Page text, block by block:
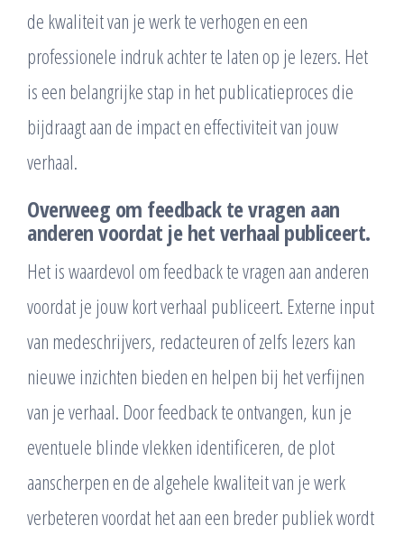
de kwaliteit van je werk te verhogen en een
professionele indruk achter te laten op je lezers. Het
is een belangrijke stap in het publicatieproces die
bijdraagt aan de impact en effectiviteit van jouw
verhaal.
Overweeg om feedback te vragen aan
anderen voordat je het verhaal publiceert.
Het is waardevol om feedback te vragen aan anderen
voordat je jouw kort verhaal publiceert. Externe input
van medeschrijvers, redacteuren of zelfs lezers kan
nieuwe inzichten bieden en helpen bij het verfijnen
van je verhaal. Door feedback te ontvangen, kun je
eventuele blinde vlekken identificeren, de plot
aanscherpen en de algehele kwaliteit van je werk
verbeteren voordat het aan een breder publiek wordt